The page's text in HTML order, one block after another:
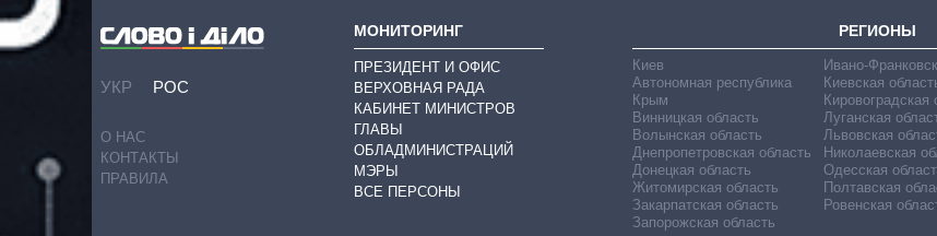
УКР РОС
О НАС
КОНТАКТЫ
ПРАВИЛА
МОНИТОРИНГ
ПРЕЗИДЕНТ И ОФИС
ВЕРХОВНАЯ РАДА
КАБИНЕТ МИНИСТРОВ
ГЛАВЫ
ОБЛАДМИНИСТРАЦИЙ
МЭРЫ
ВСЕ ПЕРСОНЫ
РЕГИОНЫ
Киев
Автономная республика
Крым
Винницкая область
Волынская область
Днепропетровская область
Донецкая область
Житомирская область
Закарпатская область
Запорожская область
Ивано-
Киевская
Кировоградская
Луганская
Львовская
Николаевская
Одесская
Полтавская
Ровенская